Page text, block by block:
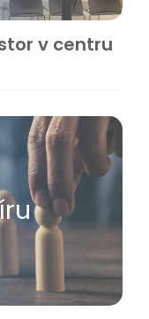
v centru